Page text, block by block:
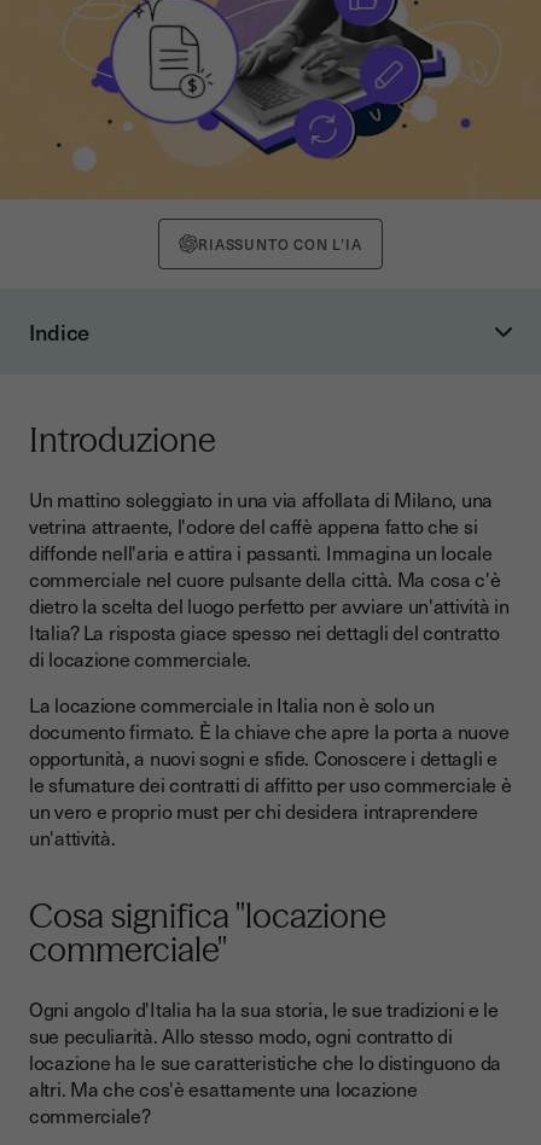
RIASSUNTO CON L’IA
Indice
Gli aspetti essenziali di un contratto di locazione
Durata del contratto
Canone di locazione
Cauzioni e depositi
Manutenzione e riparazioni
Normative sulla destinazione d'uso
Cessione del contratto o sublocazione
Diritti e Tutela nella Locazione Commerciale
Gestione delle Controversie nella Locazione Commerciale
Il ricorso al tribunale
Suggerimenti per una locazione commerciale di successo
La tutela dei diritti secondo la legge italiana
Risoluzione dei problemi: affrontare le sfide comuni
Introduzione
Un mattino soleggiato in una via affollata di Milano, una
vetrina attraente, l'odore del caffè appena fatto che si
diffonde nell'aria e attira i passanti. Immagina un locale
commerciale nel cuore pulsante della città. Ma cosa c'è
dietro la scelta del luogo perfetto per avviare un'attività in
Italia? La risposta giace spesso nei dettagli del contratto
di locazione commerciale.
La locazione commerciale in Italia non è solo un
documento firmato. È la chiave che apre la porta a nuove
opportunità, a nuovi sogni e sfide. Conoscere i dettagli e
le sfumature dei contratti di affitto per uso commerciale è
un vero e proprio must per chi desidera intraprendere
un'attività.
Cosa significa "locazione
commerciale"
Ogni angolo d'Italia ha la sua storia, le sue tradizioni e le
sue peculiarità. Allo stesso modo, ogni contratto di
locazione ha le sue caratteristiche che lo distinguono da
altri. Ma che cos'è esattamente una locazione
commerciale?